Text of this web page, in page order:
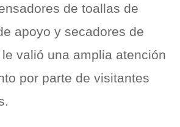
de toallas de
apoyo y secadores de
valió una amplia atención
por parte de visitantes